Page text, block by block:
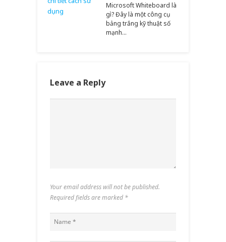
Microsoft Whiteboard là
gì? Đây là một công cụ
bảng trắng kỹ thuật số
mạnh…
Leave a Reply
Your email address will not be published.
Required fields are marked *